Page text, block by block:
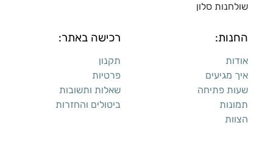
שולחנות סלון
החנות:
אודות
איך מגיעים
שעות פתיחה
תמונות
הצוות
רכישה באתר:
תקנון
פרטיות
שאלות ותשובות
ביטולים והחזרות